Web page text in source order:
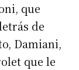
que
de
Damiani,
que le